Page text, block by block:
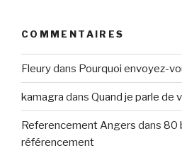
COMMENTAIRES
Fleurydans Pourquoi envoyez-
kamagra dans Quand je parle de
Referencement Angers dans 80
référencement